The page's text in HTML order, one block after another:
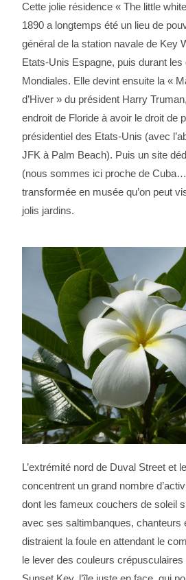
Cette jolie résidence « The little
1890 a longtemps été un lieu de
général de la station navale de Key
Etats-Unis Espagne, puis durant les
Mondiales. Elle devint ensuite la «
d’Hiver » du président Harry
endroit de Floride à avoir le droit de
présidentiel des Etats-Unis (avec
JFK à Palm Beach). Puis un site
(nous sommes ici proche de
transformée en musée qu’on peut
jolis jardins.
L’extrémité nord de Duval Street et
concentrent un grand nombre
dont les fameux couchers de soleil
avec ses saltimbanques, chanteurs
distraient la foule en attendant le
le lever des couleurs